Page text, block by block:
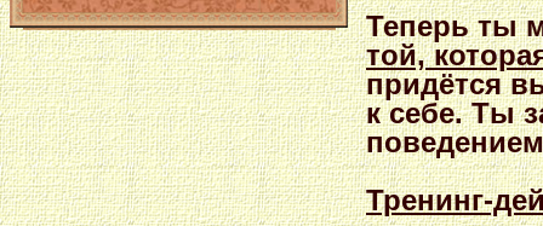
Теперь ты
той,
придётся
к себе. Ты
Тренинг-